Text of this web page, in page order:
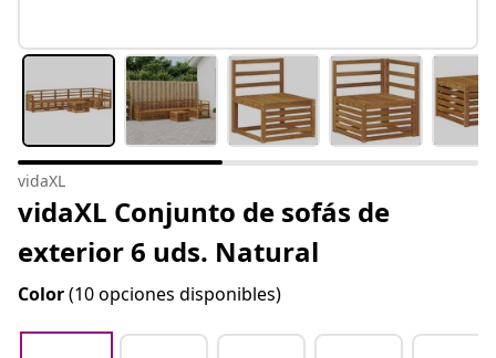
vidaXL
vidaXL Conjunto de sofás de
exterior 6 uds. Natural
Color(10 opciones disponibles)